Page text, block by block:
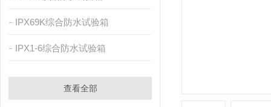
IPX69K综合防水试验箱
IPX1-6综合防水试验箱
查看全部